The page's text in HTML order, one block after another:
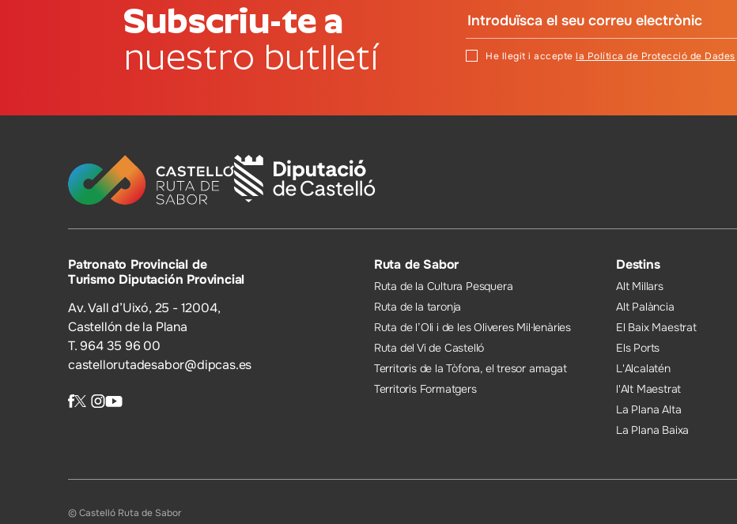
Subscriu-te a
nuestro butlletí
He llegit i acceptela Política de Protecció de Dades
Patronato Provincial de
Turismo Diputación Provincial
Av. Vall d’Uixó, 25 - 12004,
Castellón de la Plana
T. 964 35 96 00
castellorutadesabor@dipcas.es
Ruta de Sabor
Ruta de la Cultura Pesquera
Ruta de la taronja
Ruta de l’Oli i de les Oliveres Mil·lenàries
Ruta del Vi de Castelló
Territoris de la Tòfona, el tresor amagat
Territoris Formatgers
Destins
Alt Millars
Alt Palància
El Baix Maestrat
Els Ports
L'Alcalatén
l'Alt Maestrat
La Plana Alta
La Plana Baixa
© Castelló Ruta de Sabor